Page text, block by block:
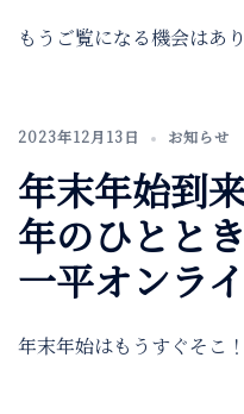
もうご覧になる機会は
2023年12月13日 お知らせ
年末年始到
年のひとと
一平オンラ
年末年始はもうすぐそこ